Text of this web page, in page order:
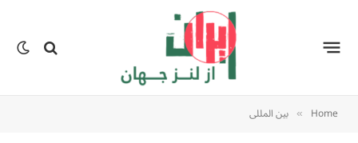
Home
» بين المللى